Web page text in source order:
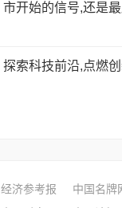
市开始的信号,还是
探索科技前沿,点燃
经济参考报 中国名牌